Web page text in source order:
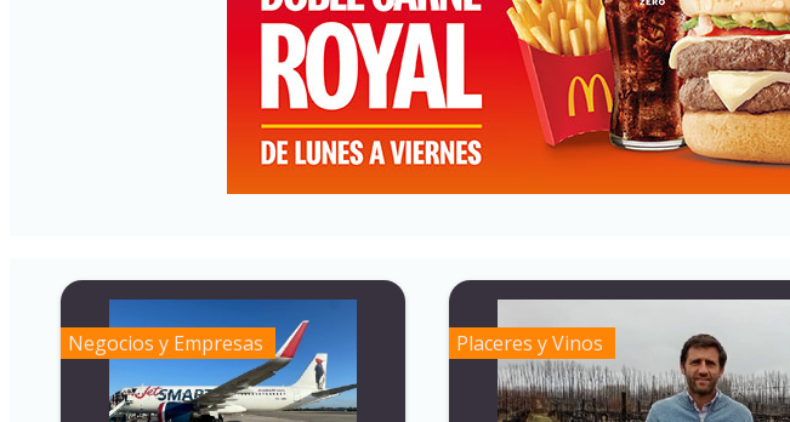
Negocios y Empresas Placeres y Vinos